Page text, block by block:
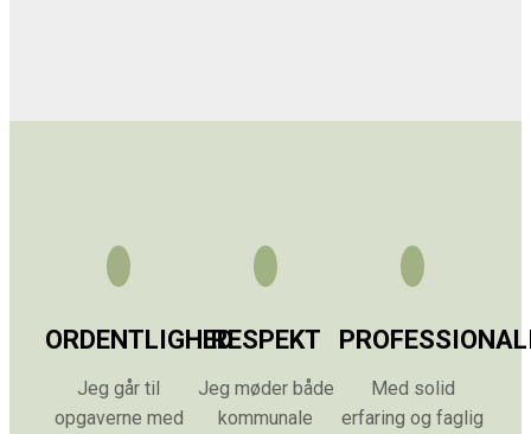
ORDENTLIGHED
Jeg går til
opgaverne med
RESPEKT
Jeg møder både
kommunale
Med solid
erfaring og faglig